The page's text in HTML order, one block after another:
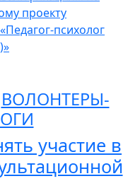
проекту
психолог
ВОЛОНТЕРЫ-
участие в